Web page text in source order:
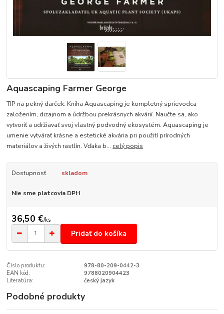
Aquascaping Farmer George
TIP na pekný darček: Kniha Aquascaping je kompletný sprievodca
založením, dizajnom a údržbou prekrásnych akvárií. Naučte sa, ako
vytvoriť a udržiavať svoj vlastný podvodný ekosystém. Aquascaping je
umenie vytvárať krásne a estetické akvária pri použití prírodných
materiálov a živých rastlín. Vďaka b... celý popis
Dostupnosť skladom
Nie sme platcovia DPH
36,50 €/ks
Pridať do košíka
Číslo produktu:
978-80-209-0442-3
EAN kód:
9788020904423
Literatúra:
český jazyk
Podobné produkty